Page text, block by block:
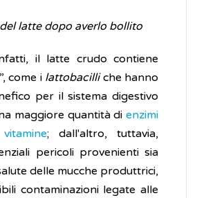
latte dopo averlo bollito
il latte crudo contiene
come i lattobacilliche hanno
per il sistema digestivo
maggiore quantità di enzimi
vitamine; dall'altro, tuttavia,
pericoli provenienti sia
delle mucche produttrici,
contaminazioni legate alle